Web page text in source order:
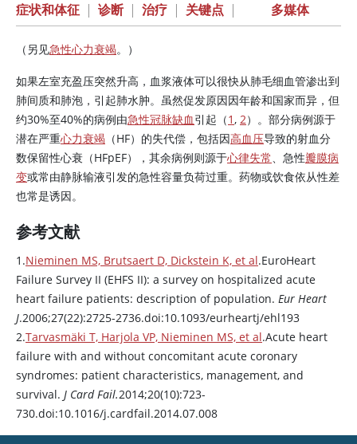
症状和体征 | 诊断 | 治疗 | 关键点 | 多媒体
（另见急性心力衰竭。）
如果左室充盈压突然升高，血浆液体可以很快从肺毛细血管渗出到
肺间质和肺泡，引起肺水肿。虽然促发原因因年龄和国家而异，但
约30%至40%的病例由急性冠脉缺血引起（1, 2）。部分病例源于
潜在严重心力衰竭 （HF）的失代偿，包括因高血压导致的射血分
数保留性心衰（HFpEF），其余病例则源于心律失常、急性瓣膜病
变或常由静脉输液引发的急性容量负荷过重。药物或饮食依从性差
也常是诱因。
参考文献
1.Nieminen MS, Brutsaert D, Dickstein K, et al.EuroHeart
Failure Survey II (EHFS II): a survey on hospitalized acute
heart failure patients: description of population. Eur Heart
J.2006;27(22):2725-2736.doi:10.1093/eurheartj/ehl193
2.Tarvasmäki T, Harjola VP, Nieminen MS, et al.Acute heart
failure with and without concomitant acute coronary
syndromes: patient characteristics, management, and
survival. J Card Fail.2014;20(10):723-
730.doi:10.1016/j.cardfail.2014.07.008